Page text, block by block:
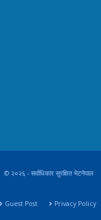
© २०२६ - सर्वाधिकार सुरक्षित भेटनेपाल
Guest Post Privacy Policy